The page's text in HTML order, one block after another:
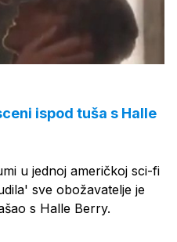
ispod tuša s Halle
u jednoj američkoj sci-fi
sve obožavatelje je
s Halle Berry.